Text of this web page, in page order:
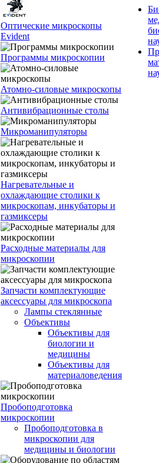
Оптические микроскопы
Evident
Программы микроскопии
Атомно-силовые микроскопы
Антивибрационные столы
Микроманипуляторы
Нагревательные и
охлаждающие столики к
микроскопам, инкубаторы и
газмиксеры
Расходные материалы для
микроскопии
Запчасти комплектующие
аксессуары для микроскопа
Лампы стеклянные
Объективы
Объективы для
биологии и
медицины
Объективы для
материаловедения
Пробоподготовка
микроскопии
Пробоподготовка в
микроскопии для
медицины и биологии